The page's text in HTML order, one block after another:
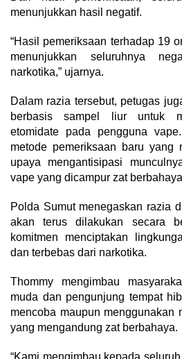
menunjukkan hasil negatif.
“Hasil pemeriksaan terhadap 19
menunjukkan seluruhnya
narkotika,” ujarnya.
Dalam razia tersebut, petugas
berbasis sampel liur untuk
etomidate pada pengguna
metode pemeriksaan baru yang
upaya mengantisipasi
vape yang dicampur zat
Polda Sumut menegaskan razia
akan terus dilakukan secara
komitmen menciptakan
dan terbebas dari narkotika.
Thommy mengimbau
muda dan pengunjung tempat
mencoba maupun menggunakan
yang mengandung zat berbahaya.
“Kami mengimbau kepada